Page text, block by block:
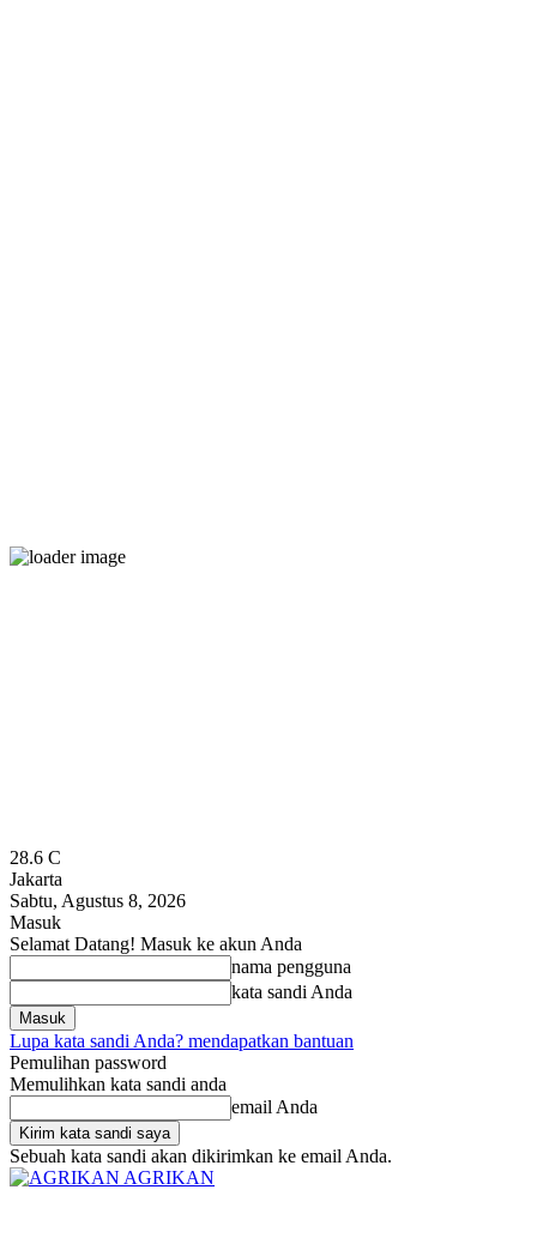
28.6 C
Jakarta
Sabtu, Agustus 8, 2026
Masuk
Selamat Datang! Masuk ke akun Anda
nama pengguna
kata sandi Anda
Lupa kata sandi Anda? mendapatkan bantuan
Pemulihan password
Memulihkan kata sandi anda
email Anda
Sebuah kata sandi akan dikirimkan ke email Anda.
AGRIKAN